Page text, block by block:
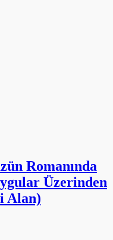
Kuyusu
Türkçe’